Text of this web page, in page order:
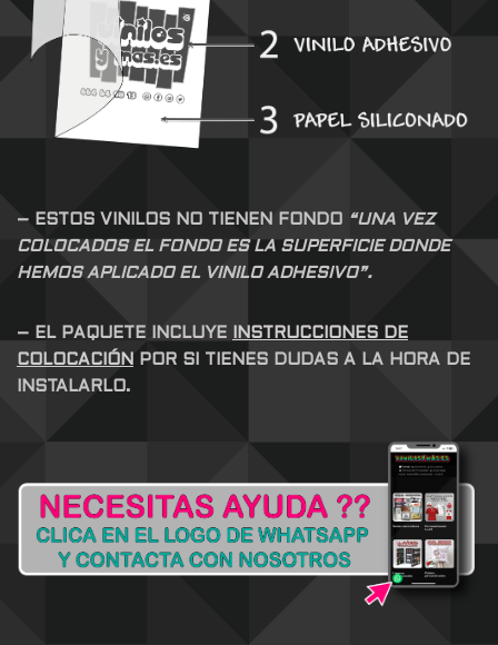
– ESTOS VINILOS NO TIENEN FONDO “UNA VEZ
COLOCADOS EL FONDO ES LA SUPERFICIE DONDE
HEMOS APLICADO EL VINILO ADHESIVO”.
– EL PAQUETE INCLUYE
INSTRUCCIONES DE
COLOCACIÓN
POR SI TIENES DUDAS A LA HORA DE
INSTALARLO.